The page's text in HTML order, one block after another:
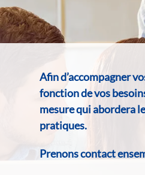
Afin d’accompagner
fonction de vos
mesure qui abordera
pratiques.
Prenons contact